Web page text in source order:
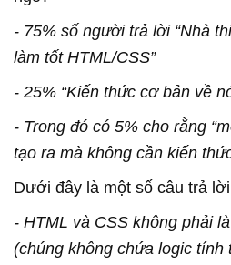
- 75% số người trả lời “Nhà
làm tốt HTML/CSS”
- 25% “Kiến thức cơ bản về
- Trong đó có 5% cho rằng
tạo ra mà không cần kiến
Dưới đây là một số câu trả
- HTML và CSS không phải
(chúng không chứa logic tính